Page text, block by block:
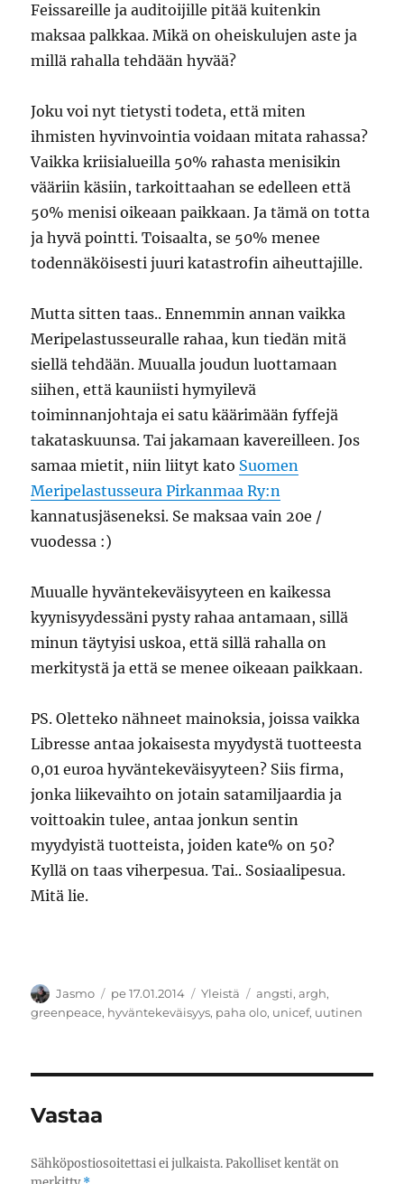
Feissareille ja auditoijille pitää kuitenkin
maksaa palkkaa. Mikä on oheiskulujen aste ja
millä rahalla tehdään hyvää?
Joku voi nyt tietysti todeta, että miten
ihmisten hyvinvointia voidaan mitata rahassa?
Vaikka kriisialueilla 50% rahasta menisikin
vääriin käsiin, tarkoittaahan se edelleen että
50% menisi oikeaan paikkaan. Ja tämä on totta
ja hyvä pointti. Toisaalta, se 50% menee
todennäköisesti juuri katastrofin aiheuttajille.
Mutta sitten taas.. Ennemmin annan vaikka
Meripelastusseuralle rahaa, kun tiedän mitä
siellä tehdään. Muualla joudun luottamaan
siihen, että kauniisti hymyilevä
toiminnanjohtaja ei satu käärimään fyffejä
takataskuunsa. Tai jakamaan kavereilleen. Jos
samaa mietit, niin liityt kato Suomen
Meripelastusseura Pirkanmaa Ry:n
kannatusjäseneksi. Se maksaa vain 20e /
vuodessa :)
Muualle hyväntekeväisyyteen en kaikessa
kyynisyydessäni pysty rahaa antamaan, sillä
minun täytyisi uskoa, että sillä rahalla on
merkitystä ja että se menee oikeaan paikkaan.
PS. Oletteko nähneet mainoksia, joissa vaikka
Libresse antaa jokaisesta myydystä tuotteesta
0,01 euroa hyväntekeväisyyteen? Siis firma,
jonka liikevaihto on jotain satamiljaardia ja
voittoakin tulee, antaa jonkun sentin
myydyistä tuotteista, joiden kate% on 50?
Kyllä on taas viherpesua. Tai.. Sosiaalipesua.
Mitä lie.
Kirjoittaja
Jasmo Julkaistu
pe 17.01.2014 Kategoriat
Yleistä Avainsanat
angsti,argh,
greenpeace, hyväntekeväisyys, paha olo, unicef, uutinen
Vastaa
Sähköpostiosoitettasi ei julkaista. Pakolliset kentät on